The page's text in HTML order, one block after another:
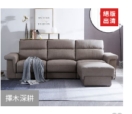
擇木深耕